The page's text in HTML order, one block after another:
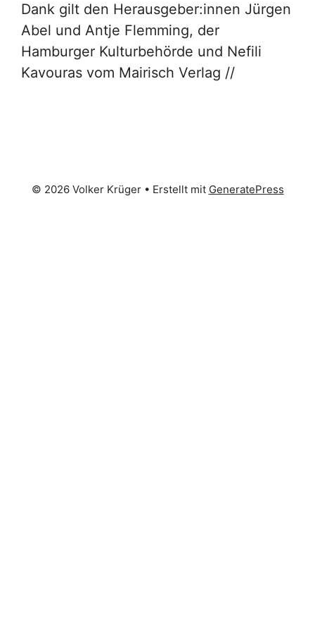
Dank gilt den Herausgeber:innen Jürgen
Abel und Antje Flemming, der
Hamburger Kulturbehörde und Nefili
Kavouras vom Mairisch Verlag //
© 2026 Volker Krüger• Erstellt mit GeneratePress